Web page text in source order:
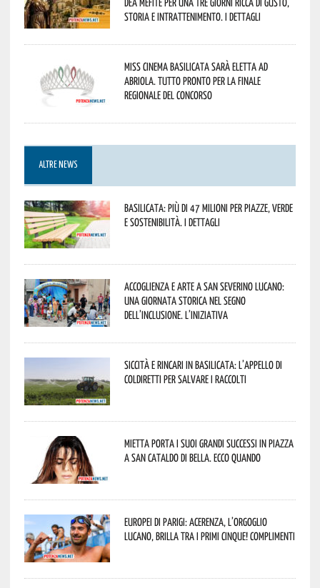
storia e intrattenimento. I dettagli
Miss Cinema Basilicata sarà eletta ad
Abriola. Tutto pronto per la finale
regionale del concorso
ALTRE NEWS
Basilicata: più di 47 milioni per piazze, verde
e sostenibilità. I dettagli
Accoglienza e arte a San Severino Lucano:
una giornata storica nel segno
dell’inclusione. L’iniziativa
Siccità e rincari in Basilicata: l’appello di
Coldiretti per salvare i raccolti
Mietta porta i suoi grandi successi in piazza
a San Cataldo di Bella. Ecco quando
Europei di Parigi: Acerenza, l’orgoglio
lucano, brilla tra i primi cinque! Complimenti